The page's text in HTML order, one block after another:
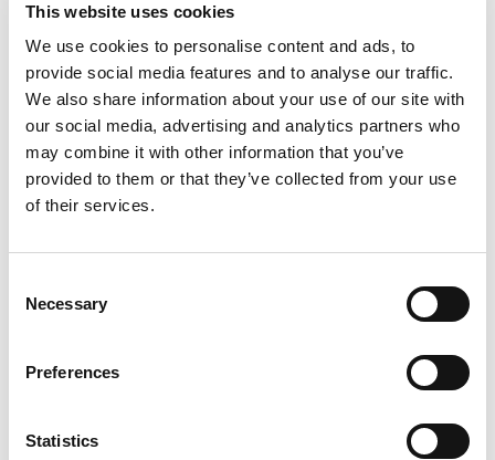
This website uses cookies
We use cookies to personalise content and ads, to
provide social media features and to analyse our traffic.
We also share information about your use of our site with
our social media, advertising and analytics partners who
may combine it with other information that you’ve
provided to them or that they’ve collected from your use
of their services.
Selection
Necessary
Preferences
Statistics
5350